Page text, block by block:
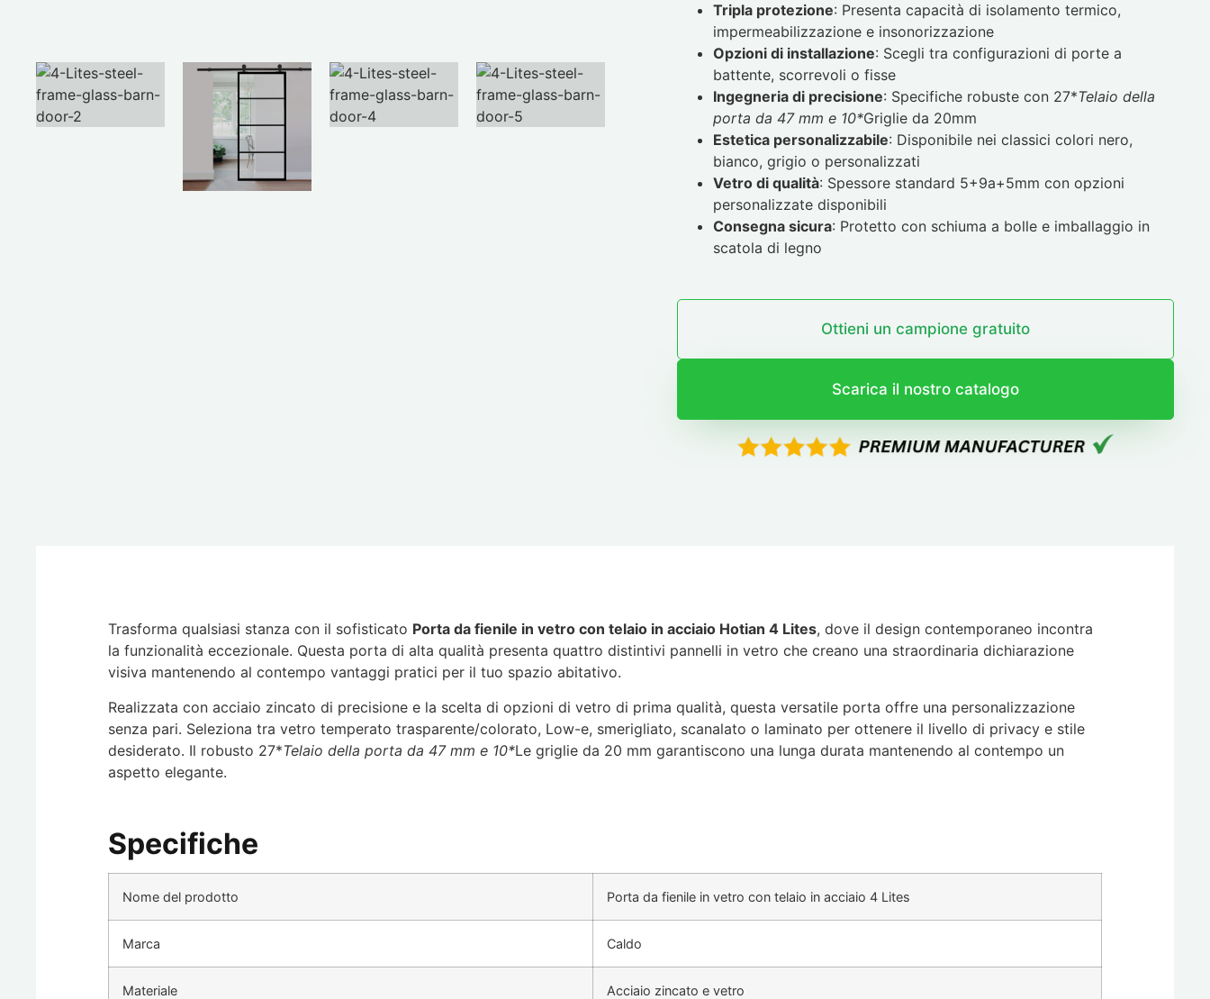
Tripla protezione: Presenta capacità di isolamento termico,
impermeabilizzazione e insonorizzazione
Opzioni di installazione: Scegli tra configurazioni di porte a
battente, scorrevoli o fisse
Ingegneria di precisione: Specifiche robuste con 27*Telaio della
porta da 47 mm e 10*Griglie da 20mm
Estetica personalizzabile: Disponibile nei classici colori nero,
bianco, grigio o personalizzati
Vetro di qualità: Spessore standard 5+9a+5mm con opzioni
personalizzate disponibili
Consegna sicura: Protetto con schiuma a bolle e imballaggio in
scatola di legno
Ottieni un campione gratuito
Scarica il nostro catalogo
Trasforma qualsiasi stanza con il sofisticato Porta da fienile in vetro con telaio in acciaio Hotian 4 Lites, dove il design contemporaneo incontra
la funzionalità eccezionale. Questa porta di alta qualità presenta quattro distintivi pannelli in vetro che creano una straordinaria dichiarazione
visiva mantenendo al contempo vantaggi pratici per il tuo spazio abitativo.
Realizzata con acciaio zincato di precisione e la scelta di opzioni di vetro di prima qualità, questa versatile porta offre una personalizzazione
senza pari. Seleziona tra vetro temperato trasparente/colorato, Low-e, smerigliato, scanalato o laminato per ottenere il livello di privacy e stile
desiderato. Il robusto 27*Telaio della porta da 47 mm e 10*Le griglie da 20 mm garantiscono una lunga durata mantenendo al contempo un
aspetto elegante.
Specifiche
Nome del prodotto Porta da fienile in vetro con telaio in acciaio 4 Lites
Marca Caldo
Materiale Acciaio zincato e vetro